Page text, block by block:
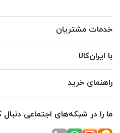
خدمات مشتریان
با ایران‌کالا
راهنمای خرید
ما را در شبکه‌های اجتماعی دنبال